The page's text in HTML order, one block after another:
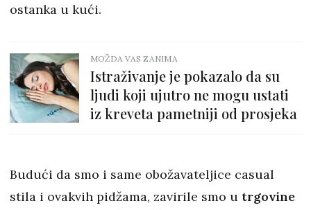
ostanka u kući.
MOŽDA VAS ZANIMA
Istraživanje je pokazalo da su
ljudi koji ujutro ne mogu ustati
iz kreveta pametniji od prosjeka
Budući da smo i same obožavateljice casual
stila i ovakvih pidžama, zavirile smo u trgovine